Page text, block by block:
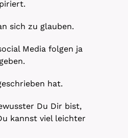
sich zu glauben.
Media folgen ja
hat.
Du Dir bist,
kannst viel leichter